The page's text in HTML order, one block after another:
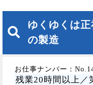
ゆくゆくは
の製造
お仕事ナンバー：
残業20時間以上／